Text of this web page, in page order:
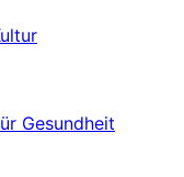
Gesundheit